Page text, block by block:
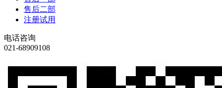
售后二部
注册试用
电话咨询
021-68909108